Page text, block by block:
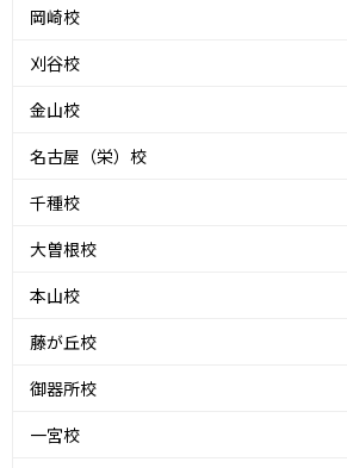
岡崎校
刈谷校
金山校
名古屋（栄）校
千種校
大曽根校
本山校
藤が丘校
御器所校
一宮校